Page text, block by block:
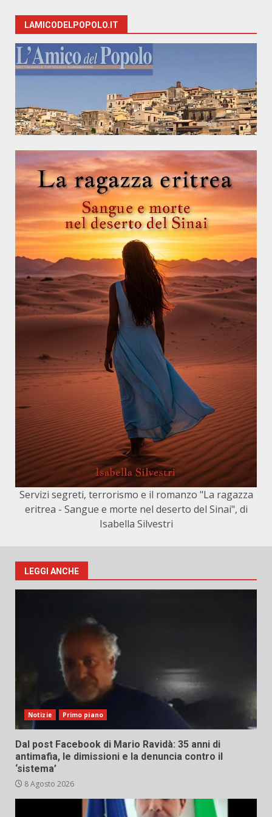
LAMICODELPOPOLO.IT
Servizi segreti, terrorismo e il romanzo "La ragazza
eritrea - Sangue e morte nel deserto del Sinai", di
Isabella Silvestri
LEGGI ANCHE
Notizie Primo piano
Dal post Facebook di Mario Ravidà: 35 anni di
antimafia, le dimissioni e la denuncia contro il
‘sistema’
8 Agosto 2026